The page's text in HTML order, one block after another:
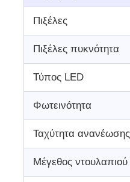
Πιξέλες
Πιξέλες πυκνότητα
Τύπος LED
Φωτεινότητα
Ταχύτητα ανανέωσης
Μέγεθος ντουλαπιού